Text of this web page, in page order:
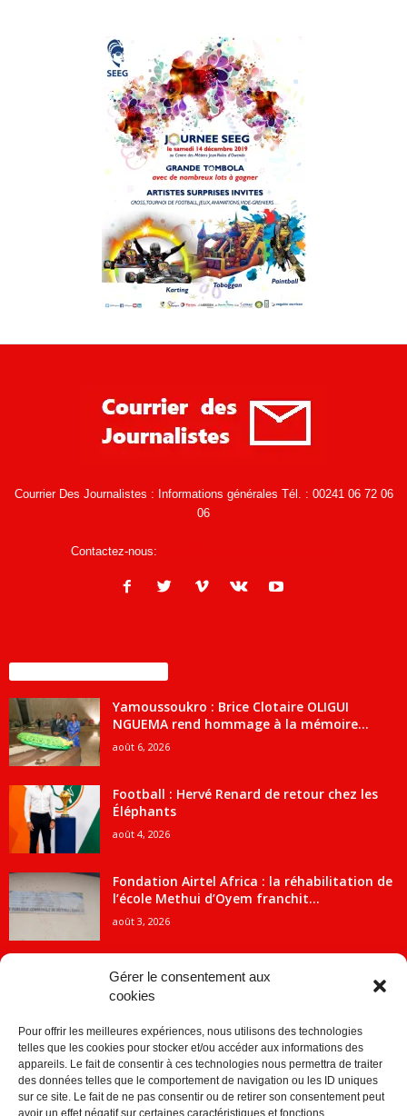
Gérer le consentement aux
cookies
Pour offrir les meilleures expériences, nous utilisons des technologies
telles que les cookies pour stocker et/ou accéder aux informations des
appareils. Le fait de consentir à ces technologies nous permettra de traiter
des données telles que le comportement de navigation ou les ID uniques
sur ce site. Le fait de ne pas consentir ou de retirer son consentement peut
avoir un effet négatif sur certaines caractéristiques et fonctions.
Courrier Des Journalistes : Informations générales Tél. : 00241 06 72 06
06
Contactez-nous:
Yamoussoukro : Brice Clotaire OLIGUI
NGUEMA rend hommage à la mémoire...
août 6, 2026
Football : Hervé Renard de retour chez les
Éléphants
août 4, 2026
Fondation Airtel Africa : la réhabilitation de
l’école Methui d’Oyem franchit...
août 3, 2026
ACTUALITES
Economie 2091
1840